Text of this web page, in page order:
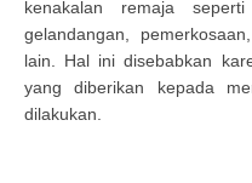
kenakalan remaja
gelandangan,
lain. Hal ini disebabkan
yang diberikan kepada
dilakukan.